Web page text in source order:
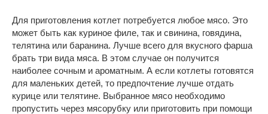
Для приготовления котлет потребуется любое мясо. Это
может быть как куриное филе, так и свинина, говядина,
телятина или баранина. Лучше всего для вкусного фарша
брать три вида мяса. В этом случае он получится
наиболее сочным и ароматным. А если котлеты готовятся
для маленьких детей, то предпочтение лучше отдать
курице или телятине. Выбранное мясо необходимо
пропустить через мясорубку или приготовить при помощи